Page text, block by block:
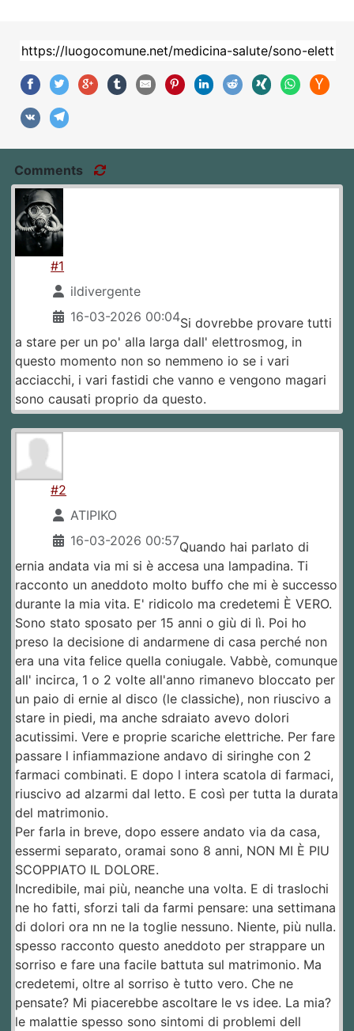
Comments
#1
ildivergente
16-03-2026 00:04Si dovrebbe provare tutti
a stare per un po' alla larga dall' elettrosmog, in
questo momento non so nemmeno io se i vari
acciacchi, i vari fastidi che vanno e vengono magari
sono causati proprio da questo.
#2
ATIPIKO
16-03-2026 00:57Quando hai parlato di
ernia andata via mi si è accesa una lampadina. Ti
racconto un aneddoto molto buffo che mi è successo
durante la mia vita. E' ridicolo ma credetemi È VERO.
Sono stato sposato per 15 anni o giù di lì. Poi ho
preso la decisione di andarmene di casa perché non
era una vita felice quella coniugale. Vabbè, comunque
all' incirca, 1 o 2 volte all'anno rimanevo bloccato per
un paio di ernie al disco (le classiche), non riuscivo a
stare in piedi, ma anche sdraiato avevo dolori
acutissimi. Vere e proprie scariche elettriche. Per fare
passare l infiammazione andavo di siringhe con 2
farmaci combinati. E dopo l intera scatola di farmaci,
riuscivo ad alzarmi dal letto. E così per tutta la durata
del matrimonio.
Per farla in breve, dopo essere andato via da casa,
essermi separato, oramai sono 8 anni, NON MI È PIU
SCOPPIATO IL DOLORE.
Incredibile, mai più, neanche una volta. E di traslochi
ne ho fatti, sforzi tali da farmi pensare: una settimana
di dolori ora nn ne la toglie nessuno. Niente, più nulla.
spesso racconto questo aneddoto per strappare un
sorriso e fare una facile battuta sul matrimonio. Ma
credetemi, oltre al sorriso è tutto vero. Che ne
pensate? Mi piacerebbe ascoltare le vs idee. La mia?
le malattie spesso sono sintomi di problemi dell